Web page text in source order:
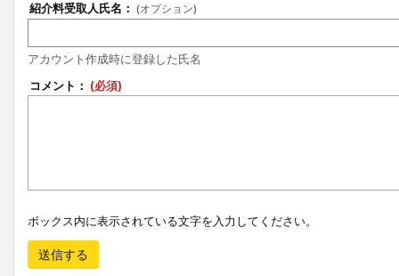
紹介料受取人氏名： (オプション)
アカウント作成時に登録した氏名
コメント： (必須)
ボックス内に表示されている文字を入力してください。
送信する